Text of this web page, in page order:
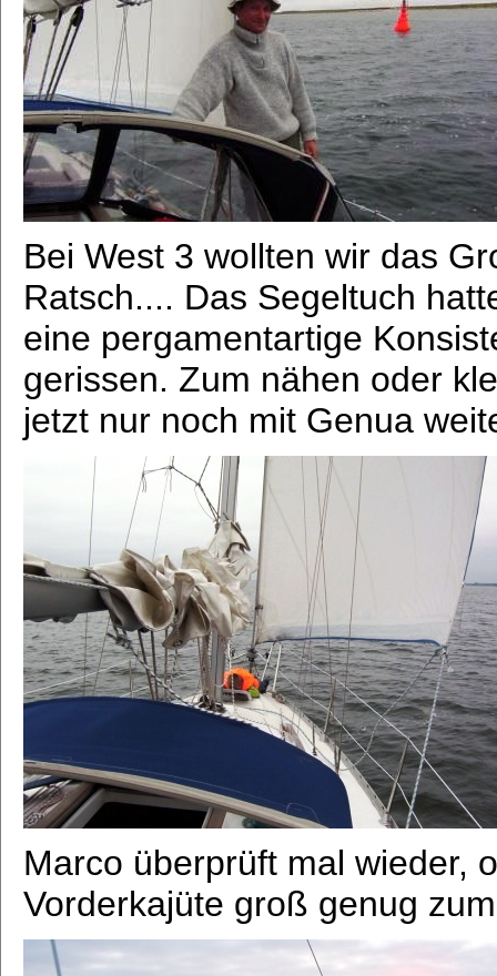
Bei West 3 wollten wir das
Ratsch.... Das Segeltuch
eine pergamentartige
gerissen. Zum nähen oder
jetzt nur noch mit Genua
Marco überprüft mal wieder,
Vorderkajüte groß genug